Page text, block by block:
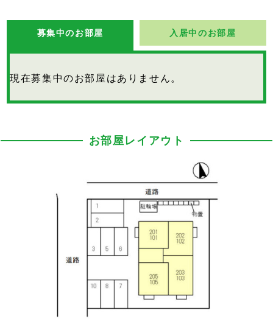
募集中のお部屋 入居中のお部屋
現在募集中のお部屋はありません。
お部屋レイアウト